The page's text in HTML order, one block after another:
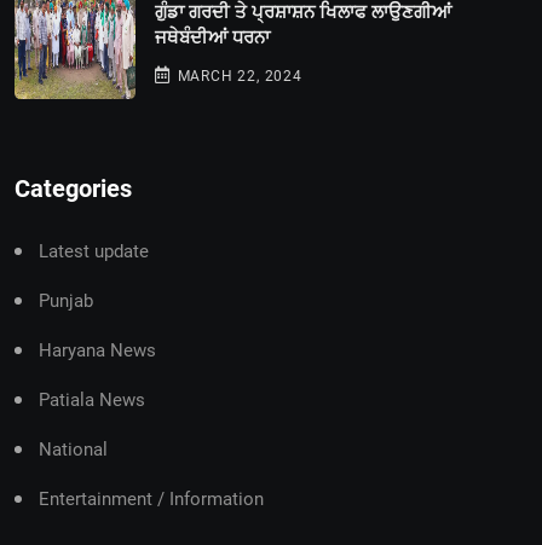
ਗੁੰਡਾ ਗਰਦੀ ਤੇ ਪ੍ਰਸ਼ਾਸ਼ਨ ਖਿਲਾਫ ਲਾਉਣਗੀਆਂ
ਜਥੇਬੰਦੀਆਂ ਧਰਨਾ
MARCH 22, 2024
Categories
Latest update
Punjab
Haryana News
Patiala News
National
Entertainment / Information